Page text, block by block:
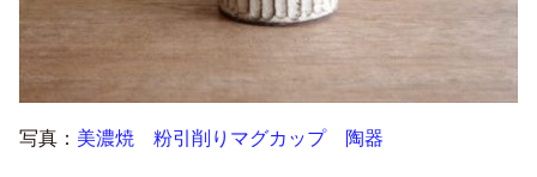
写真： 美濃焼 粉引削りマグカップ 陶器